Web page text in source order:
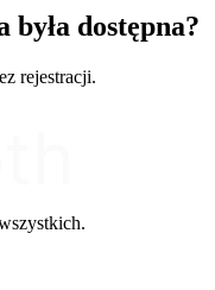
dostępna?
rejestracji.